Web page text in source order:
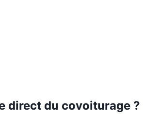
direct du covoiturage ?